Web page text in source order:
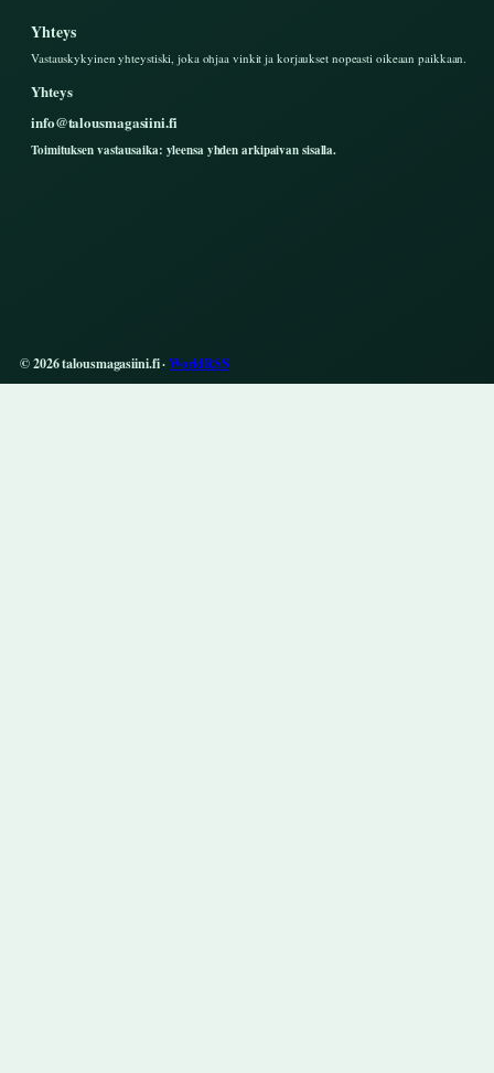
Yhteys
Vastauskykyinen yhteystiski, joka ohjaa vinkit ja korjaukset nopeasti oikeaan paikkaan.
Yhteys
info@talousmagasiini.fi
Toimituksen vastausaika: yleensa yhden arkipaivan sisalla.
© 2026 talousmagasiini.fi ·WorldRSS